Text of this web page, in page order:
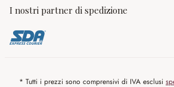
I nostri partner di spedizione
* Tutti i prezzi sono comprensivi di IVA esclusi